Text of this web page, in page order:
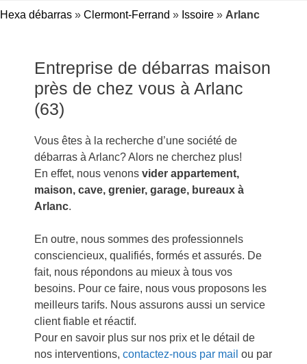
Hexa débarras » Clermont-Ferrand » Issoire » Arlanc
Entreprise de débarras maison
près de chez vous à Arlanc
(63)
Vous êtes à la recherche d’une société de
débarras à Arlanc? Alors ne cherchez plus!
En effet, nous venons vider appartement,
maison, cave, grenier, garage, bureaux à
Arlanc.
En outre, nous sommes des professionnels
consciencieux, qualifiés, formés et assurés. De
fait, nous répondons au mieux à tous vos
besoins. Pour ce faire, nous vous proposons les
meilleurs tarifs. Nous assurons aussi un service
client fiable et réactif.
Pour en savoir plus sur nos prix et le détail de
nos interventions, contactez-nous par mail ou par